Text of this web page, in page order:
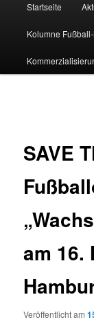
Zum
Inhalt
wechseln
Startseite
Kolumne
SAVE
am 16.
Veröffentlicht am